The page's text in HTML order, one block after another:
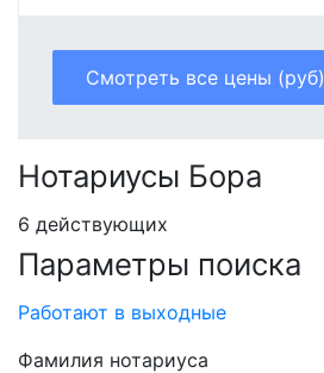
Смотреть все цены (руб)
Нотариусы Бора
6 действующих
Параметры поиска
Работают в выходные
Фамилия нотариуса